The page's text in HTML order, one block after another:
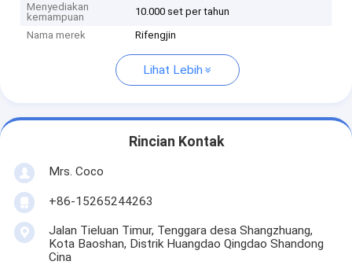
Menyediakan
kemampuan
10.000 set per tahun
Nama merek
Rifengjin
Lihat Lebih
Rincian Kontak
Mrs. Coco
+86-15265244263
Jalan Tieluan Timur, Tenggara desa Shangzhuang,
Kota Baoshan, Distrik Huangdao Qingdao Shandong
Cina